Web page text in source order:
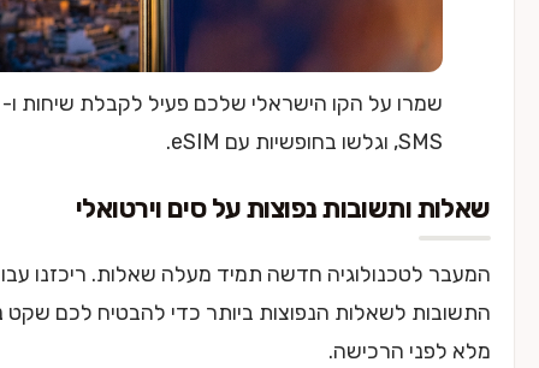
על הקו הישראלי שלכם פעיל לקבלת שיחות ו-
ותשובות נפוצות על סים וירטואלי
לטכנולוגיה חדשה תמיד מעלה שאלות. ריכזנו עבורכם את
לשאלות הנפוצות ביותר כדי להבטיח לכם שקט נפשי
הרכישה.